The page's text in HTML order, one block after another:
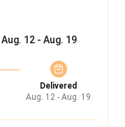
Aug. 12 - Aug. 19
Delivered
Aug. 12 - Aug. 19